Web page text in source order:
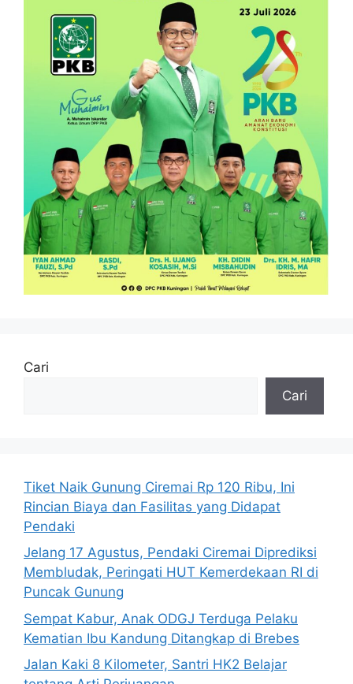
Cari
Cari
Tiket Naik Gunung Ciremai Rp 120 Ribu, Ini
Rincian Biaya dan Fasilitas yang Didapat
Pendaki
Jelang 17 Agustus, Pendaki Ciremai Diprediksi
Membludak, Peringati HUT Kemerdekaan RI di
Puncak Gunung
Sempat Kabur, Anak ODGJ Terduga Pelaku
Kematian Ibu Kandung Ditangkap di Brebes
Jalan Kaki 8 Kilometer, Santri HK2 Belajar